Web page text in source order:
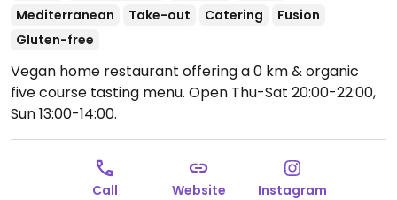
Mediterranean
Take-out Catering
Fusion
Gluten-free
Vegan home restaurant offering a 0 km & organic
five course tasting menu. Open Thu-Sat 20:00-22:00,
Sun 13:00-14:00.
Call Website Instagram